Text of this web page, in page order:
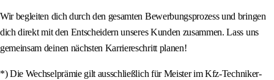
Wir begleiten dich durch den gesamten Bewerbungsprozess und bringen
dich direkt mit den Entscheidern unseres Kunden zusammen. Lass uns
gemeinsam deinen nächsten Karriereschritt planen!
*) Die Wechselprämie gilt ausschließlich für Meister im Kfz-Techniker-